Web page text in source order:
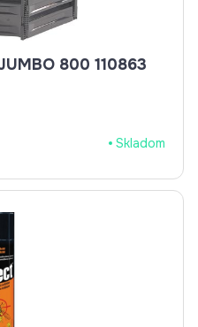
AL-KO KOMPOSTÉR JUMBO 800 110863
Skladom